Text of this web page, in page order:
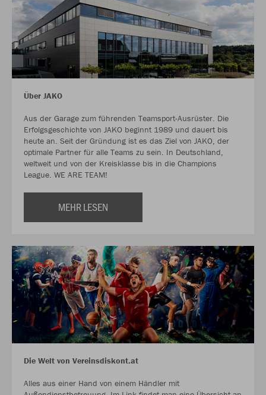
Über JAKO
Aus der Garage zum führenden Teamsport-Ausrüster. Die
Erfolgsgeschichte von JAKO beginnt 1989 und dauert bis
heute an. Seit der Gründung ist es das Ziel von JAKO, der
optimale Partner für alle Teams zu sein. In Deutschland,
weltweit und von der Kreisklasse bis in die Champions
League. WE ARE TEAM!
MEHR LESEN
Die Welt von Vereinsdiskont.at
Alles aus einer Hand von einem Händler mit